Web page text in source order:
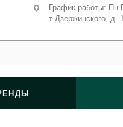
График работы: Пн-
т Дзержинского, д.